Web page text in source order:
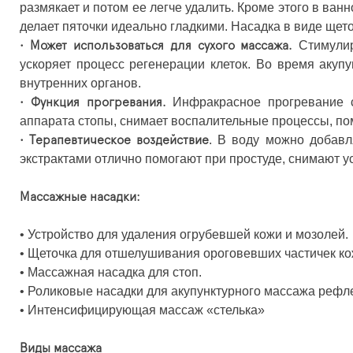
размякает и потом ее легче удалить. Кроме этого в
делает пяточки идеально гладкими. Насадка в виде
• Может использоваться для сухого массажа.
ускоряет процесс регенерации клеток. Во время
внутренних органов.
• Функция прогревания. Инфракрасное прогревание
аппарата стопы, снимает воспалительные процессы,
• Терапевтическое воздействие. В воду можно
экстрактами отлично помогают при простуде, снимают
Массажные насадки:
• Устройство для удаления огрубевшей кожи и мозолей.
• Щеточка для отшелушивания ороговевших частичек
• Массажная насадка для стоп.
• Роликовые насадки для акупунктурного массажа
• Интенсифицирующая массаж «стелька»
Виды массажа